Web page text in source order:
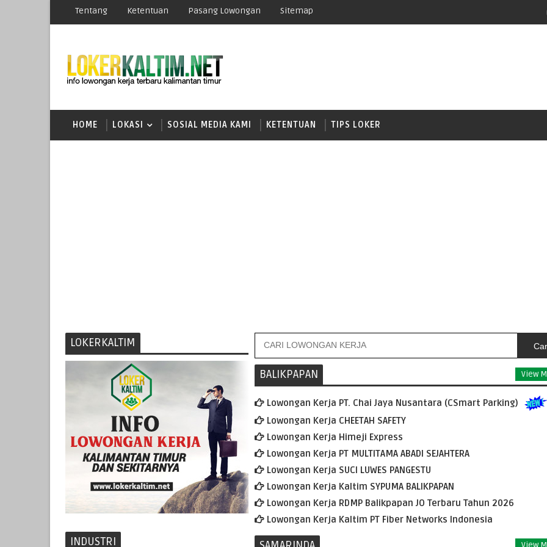
Tentang Ketentuan Pasang Lowongan Sitemap
HOME LOKASI SOSIAL MEDIA KAMI KETENTUAN TIPS LOKER
LOKERKALTIM
INDUSTRI
BALIKPAPAN View
Lowongan Kerja PT. Chai Jaya Nusantara (CSmart Parking)
Lowongan Kerja CHEETAH SAFETY
Lowongan Kerja Himeji Express
Lowongan Kerja PT MULTITAMA ABADI SEJAHTERA
Lowongan Kerja SUCI LUWES PANGESTU
Lowongan Kerja Kaltim SYPUMA BALIKPAPAN
Lowongan Kerja RDMP Balikpapan JO Terbaru Tahun 2026
Lowongan Kerja Kaltim PT Fiber Networks Indonesia